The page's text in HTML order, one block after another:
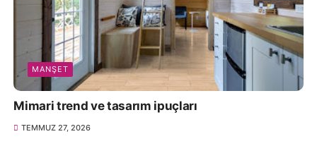
MANŞET
Mimari trend ve tasarım ipuçları
TEMMUZ 27, 2026